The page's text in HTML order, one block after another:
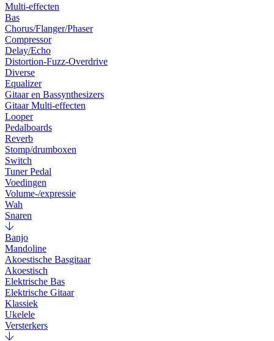
Multi-effecten
Bas
Chorus/Flanger/Phaser
Compressor
Delay/Echo
Distortion-Fuzz-Overdrive
Diverse
Equalizer
Gitaar en Bassynthesizers
Gitaar Multi-effecten
Looper
Pedalboards
Reverb
Stomp/drumboxen
Switch
Tuner Pedal
Voedingen
Volume-/expressie
Wah
Snaren
Banjo
Mandoline
Akoestische Basgitaar
Akoestisch
Elektrische Bas
Elektrische Gitaar
Klassiek
Ukelele
Versterkers